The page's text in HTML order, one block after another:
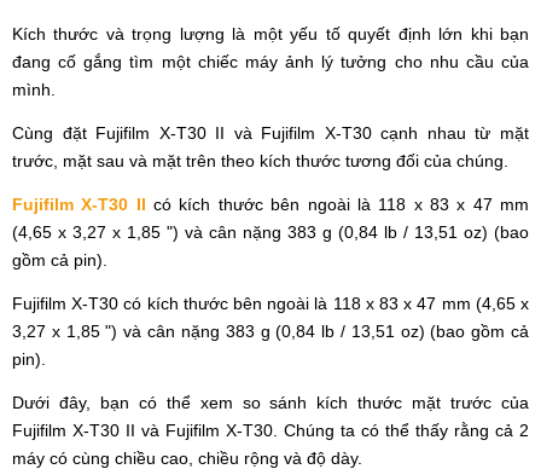
Kích thước và trọng lượng là một yếu tố quyết định lớn khi bạn
đang cố gắng tìm một chiếc máy ảnh lý tưởng cho nhu cầu của
mình.
Cùng đặt Fujifilm X-T30 II và Fujifilm X-T30 cạnh nhau từ mặt
trước, mặt sau và mặt trên theo kích thước tương đối của chúng.
Fujifilm X-T30 IIcó kích thước bên ngoài là 118 x 83 x 47 mm
(4,65 x 3,27 x 1,85 ") và cân nặng 383 g (0,84 lb / 13,51 oz) (bao
gồm cả pin).
Fujifilm X-T30 có kích thước bên ngoài là 118 x 83 x 47 mm (4,65 x
3,27 x 1,85 ") và cân nặng 383 g (0,84 lb / 13,51 oz) (bao gồm cả
pin).
Dưới đây, bạn có thể xem so sánh kích thước mặt trước của
Fujifilm X-T30 II và Fujifilm X-T30. Chúng ta có thể thấy rằng cả 2
máy có cùng chiều cao, chiều rộng và độ dày.